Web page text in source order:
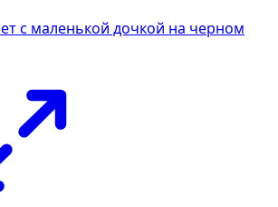
с маленькой дочкой на черном